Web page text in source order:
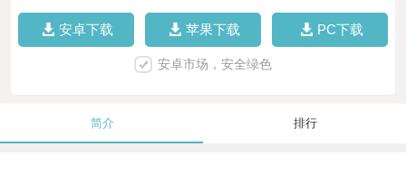
安卓下载 苹果下载 PC下载
安卓市场，安全绿色
简介 排行